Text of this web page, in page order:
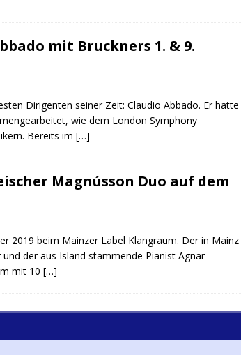
mit Bruckners 1. & 9.
Dirigenten seiner Zeit: Claudio Abbado. Er hatte
wie dem London Symphony
Bereits im […]
Magnússon Duo auf dem
2019 beim Mainzer Label Klangraum. Der in Mainz
der aus Island stammende Pianist Agnar
mit 10 […]